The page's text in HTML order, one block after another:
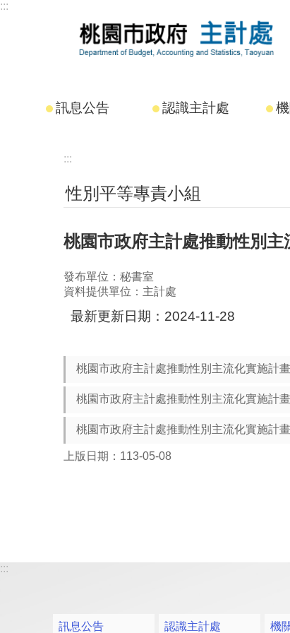
跳到主要內容區塊
:::
訊息公告 認識主計處
:::
性別平等專責小組
桃園市政府主計處推動性別主
發布單位：秘書室
資料提供單位：主計處
最新更新日期：2024-11-28
桃園市政府主計處推動性別主流化實施計
桃園市政府主計處推動性別主流化實施計
桃園市政府主計處推動性別主流化實施計
上版日期：113-05-08
:::
訊息公告 認識主計處 機